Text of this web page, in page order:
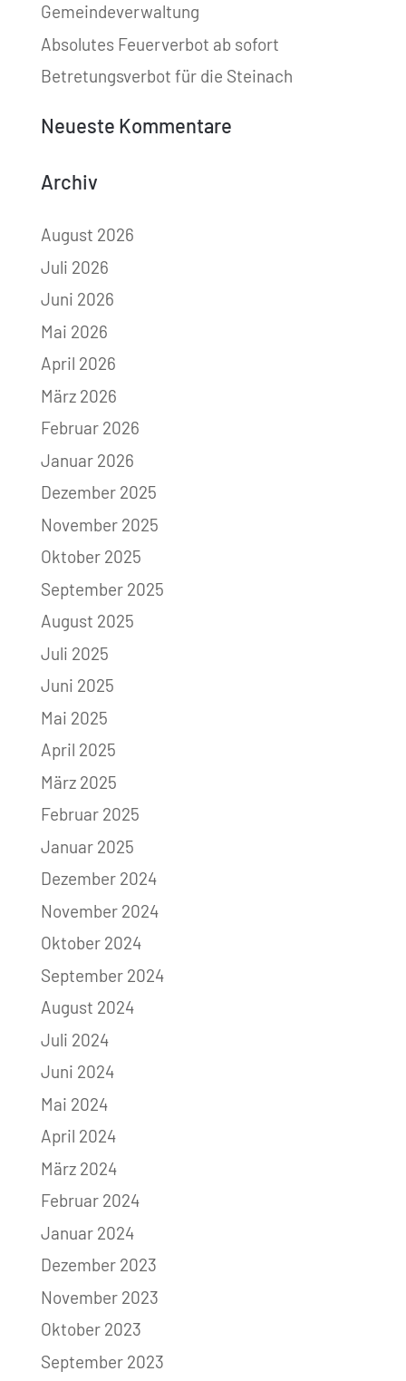
Gemeindeverwaltung
Absolutes Feuerverbot ab sofort
Betretungsverbot für die Steinach
Neueste Kommentare
Archiv
August 2026
Juli 2026
Juni 2026
Mai 2026
April 2026
März 2026
Februar 2026
Januar 2026
Dezember 2025
November 2025
Oktober 2025
September 2025
August 2025
Juli 2025
Juni 2025
Mai 2025
April 2025
März 2025
Februar 2025
Januar 2025
Dezember 2024
November 2024
Oktober 2024
September 2024
August 2024
Juli 2024
Juni 2024
Mai 2024
April 2024
März 2024
Februar 2024
Januar 2024
Dezember 2023
November 2023
Oktober 2023
September 2023